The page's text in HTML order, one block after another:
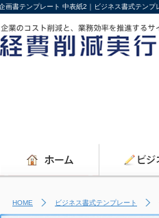
画書テンプレート 中表紙2｜ビジネス書式テンプ
HOME ビジネス書式テンプレート